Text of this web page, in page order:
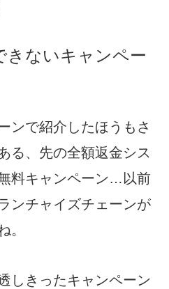
ないキャンペー
ンで紹介したほうもさ
る、先の全額返金シス
料キャンペーン…以前
ンチャイズチェーンが
。
しきったキャンペーン